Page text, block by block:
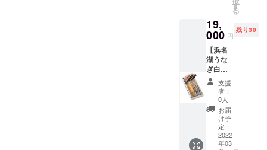
あしら
いなが
らも、
真田幸
村所縁
の神社
で和歌
山県産
の山椒
をご祈
祷して
頂いて
いる背
ルも送
頂きま
す。
く、産
卵場所
として
も適し
ていま
す。鰻
にとっ
ても絶
好の餌
場に
なって
いま
す。そ
れが農
浜松市
西区馬
郡町
2465 ■
当イベ
ント限
定■ 当
商品に
は浜名
湖立う
な重高
校うな
ぎ部部
したの
で小骨
が気に
なるこ
とがあ
りま
す。 ■
製造元■
浜名湖
養魚漁
業協同
組合
（浜名
む）、
みり
ん、砂
糖 ■保
存方法■
冷蔵保
存。賞
味期限
は発送
日より
30日間
※「浜名
湖うな
枚、 タ
レ
100ml×
1、山
椒、説
明書
付） ■
表示義
務のあ
る添加
物及び
表示■
なし ■
アレル
空パッ
■名称■
うなぎ
の長蒲
焼真空
パック
■原材料
名■ 浜
名湖う
なぎ、
蒲焼の
たれ、
山椒 ■
内容量■
長蒲
す
る
19,
000 円
残り30
【浜名
湖うな
ぎ白焼4
枚提
供！】
ニンニ
ク塩や
山葵醤
油が堪
らない
通の味
支援
者：
0人
お届
け予
定：
2022
年03